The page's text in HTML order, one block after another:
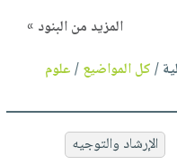
المزيد من البنود »
/كل المواضيع/علوم
الإرشاد والتوجيه